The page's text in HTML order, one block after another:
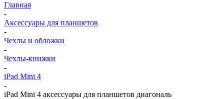
Главная
-
Аксессуары для планшетов
-
Чехлы и обложки
-
Чехлы-книжки
-
iPad Mini 4
-
iPad Mini 4 аксессуары для планшетов диагональ